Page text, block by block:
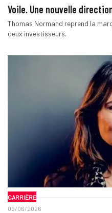
Voile. Une nouvelle
Thomas Normand reprend la
deux investisseurs.
CARRIÈRE
05/06/2026